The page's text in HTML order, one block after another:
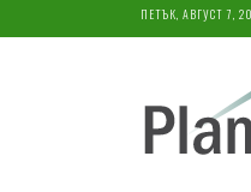
to
ПЕТЪК, АВГУСТ 7,